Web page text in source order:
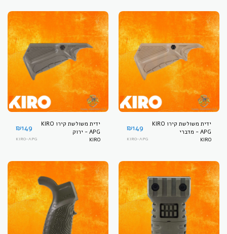
ידית משולשת קירו KIRO
APG - מדברי
₪149
KIRO
KIRO-APG
ידית משולשת קירו KIRO
APG - ירוק
₪149
KIRO
KIRO-APG